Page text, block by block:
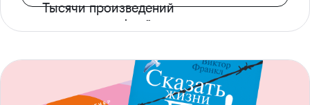
Тысячи произведений
с доступом офлайн